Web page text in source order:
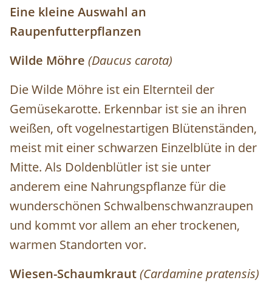
Eine kleine Auswahl an
Raupenfutterpflanzen
Wilde Möhre (Daucus carota)
Die Wilde Möhre ist ein Elternteil der
Gemüsekarotte. Erkennbar ist sie an ihren
weißen, oft vogelnestartigen Blütenständen,
meist mit einer schwarzen Einzelblüte in der
Mitte. Als Doldenblütler ist sie unter
anderem eine Nahrungspflanze für die
wunderschönen Schwalbenschwanzraupen
und kommt vor allem an eher trockenen,
warmen Standorten vor.
Wiesen-Schaumkraut(Cardamine pratensis)